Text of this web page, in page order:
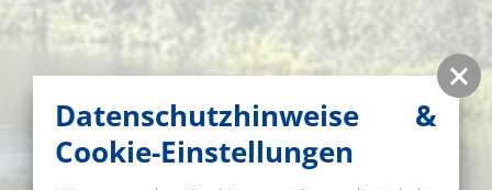
Datenschutzhinweise &
Cookie-Einstellungen